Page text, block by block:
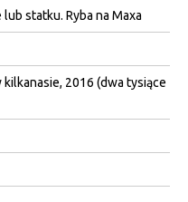
statku. Ryba na Maxa
2016 (dwa tysiące